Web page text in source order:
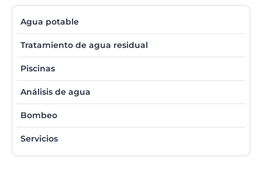
Agua potable
Tratamiento de agua residual
Piscinas
Análisis de agua
Bombeo
Servicios